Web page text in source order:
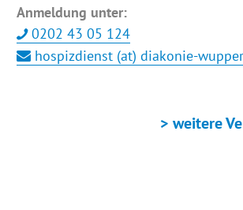
Anmeldung unter:
0202 43 05 124
hospizdienst (at) diakonie-
> weitere